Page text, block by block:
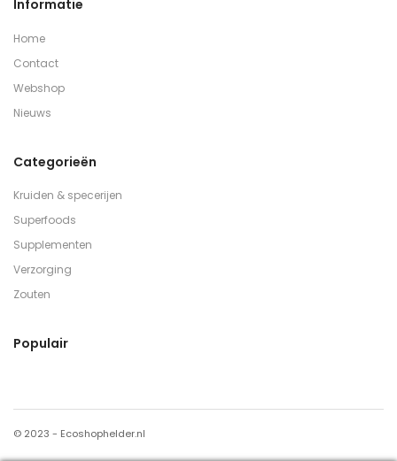
Informatie
Home
Contact
Webshop
Nieuws
Categorieën
Kruiden & specerijen
Superfoods
Supplementen
Verzorging
Zouten
Populair
© 2023 - Ecoshophelder.nl